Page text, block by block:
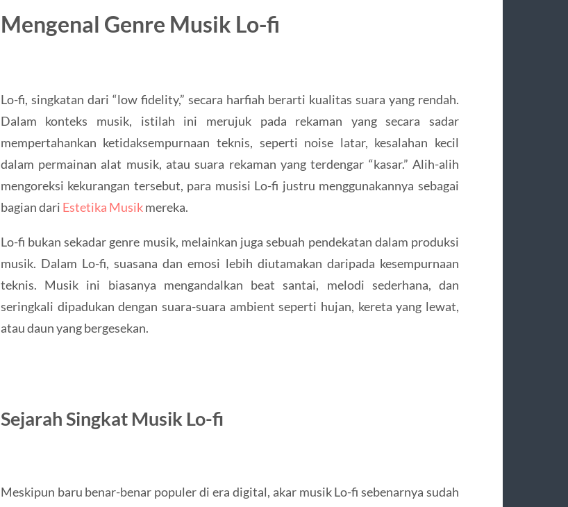
Mengenal Genre Musik Lo-fi
Lo-fi, singkatan dari “low fidelity,” secara harfiah berarti kualitas suara yang rendah.
Dalam konteks musik, istilah ini merujuk pada rekaman yang secara sadar
mempertahankan ketidaksempurnaan teknis, seperti noise latar, kesalahan kecil
dalam permainan alat musik, atau suara rekaman yang terdengar “kasar.” Alih-alih
mengoreksi kekurangan tersebut, para musisi Lo-fi justru menggunakannya sebagai
bagian dari Estetika Musikmereka.
Lo-fi bukan sekadar genre musik, melainkan juga sebuah pendekatan dalam produksi
musik. Dalam Lo-fi, suasana dan emosi lebih diutamakan daripada kesempurnaan
teknis. Musik ini biasanya mengandalkan beat santai, melodi sederhana, dan
seringkali dipadukan dengan suara-suara ambient seperti hujan, kereta yang lewat,
atau daun yang bergesekan.
Sejarah Singkat Musik Lo-fi
Meskipun baru benar-benar populer di era digital, akar musik Lo-fi sebenarnya sudah